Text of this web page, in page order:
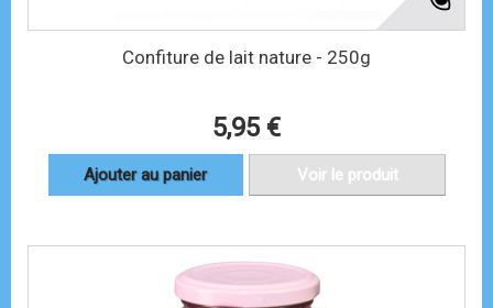
Confiture de lait nature - 250g
5,95 €
Ajouter au panier Voir le produit